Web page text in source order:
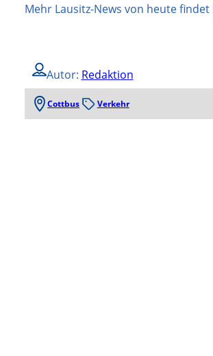
Mehr Lausitz-News von heute
Autor: Redaktion
Cottbus Verkehr